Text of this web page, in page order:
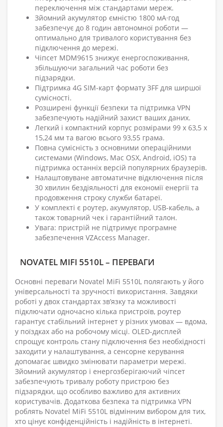
переключення між стандартами мереж.
Зйомний акумулятор ємністю 1800 мА·год
забезпечує до 8 годин автономної роботи —
оптимально для тривалого користування без
підключення до мережі.
Чіпсет MDM9615 знижує енергоспоживання,
збільшуючи загальний час роботи без
підзарядки.
Підтримка 4G SIM-карт формату 3FF для ширшої
сумісності.
Розширені функції безпеки та підтримка VPN
забезпечують надійний захист ваших даних.
Легкий і компактний корпус розмірами 99 х 63,5 х
15,24 мм та вагою всього 93,55 грама.
Повна сумісність з основними операційними
системами (Windows, Mac OSX, Android, iOS) та
підтримка останніх версій популярних браузерів.
Налаштовуване автоматичне відключення після
30 хвилин бездіяльності для економії енергії та
продовження строку служби батареї.
У комплекті є роутер, акумулятор, USB-кабель, а
також товарний чек і гарантійний талон.
Увага: пристрій не підтримує програмне
забезпечення VZAccess Manager.
NOVATEL MIFI 5510L – ПЕРЕВАГИ
Основні переваги Novatel MiFi 5510L полягають у його
універсальності та зручності використання. Завдяки
роботі у двох стандартах зв’язку та можливості
підключати одночасно кілька пристроїв, роутер
гарантує стабільний інтернет у різних умовах — вдома,
у поїздках або на робочому місці. OLED-дисплей
спрощує контроль стану підключення без необхідності
заходити у налаштування, а сенсорне керування
допомагає швидко змінювати параметри мережі.
Зйомний акумулятор і енергозберігаючий чіпсет
забезпечують тривалу роботу пристрою без
підзарядки, що особливо важливо для активних
користувачів. Додаткова безпека та підтримка VPN
роблять Novatel MiFi 5510L відмінним вибором для тих,
хто цінує конфіденційність і надійність в інтернеті.